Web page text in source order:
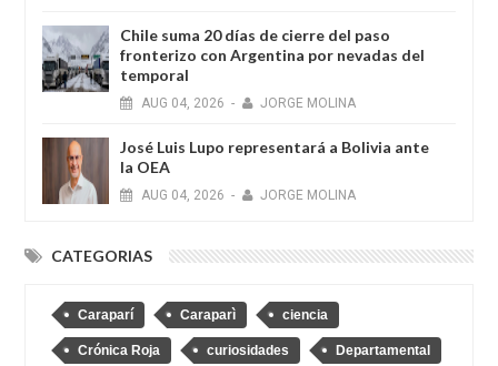
Chile suma 20 días de cierre del paso
fronterizo con Argentina por nevadas del
temporal
AUG 04, 2026 - JORGE MOLINA
José Luis Lupo representará a Bolivia ante
la OEA
AUG 04, 2026 - JORGE MOLINA
CATEGORIAS
Caraparí Caraparì ciencia
Crónica Roja curiosidades Departamental